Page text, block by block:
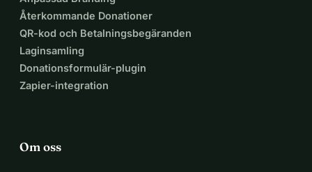
Återkommande Donationer
QR-kod och Betalningsbegäranden
Laginsamling
Donationsformulär-plugin
Zapier-integration
Om oss